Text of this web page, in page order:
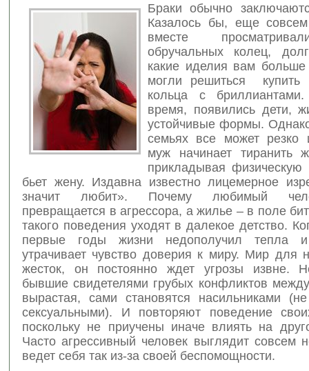
Браки обычно
Казалось бы, еще
вместе
обручальных колец,
какие иделия вам больше
могли решиться купить
кольца с
время, появились дети,
устойчивые формы.
семьях все может резко
муж начинает тиранить
прикладывая физическую
бьет жену. Издавна известно лицемерное
значит любит». Почему любимый
превращается в агрессора, а жилье – в поле
такого поведения уходят в далекое детство.
первые годы жизни недополучил тепла
утрачивает чувство доверия к миру. Мир для
жесток, он постоянно ждет угрозы извне.
бывшие свидетелями грубых конфликтов
вырастая, сами становятся насильниками (не
сексуальными). И повторяют поведение
поскольку не приучены иначе влиять на
Часто агрессивный человек выглядит совсем
ведет себя так из-за своей беспомощности.